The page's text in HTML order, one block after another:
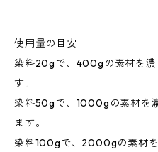
使用量の目安
染料20gで、400gの素材を濃
す。
染料50gで、1000gの素材を
ます。
染料100gで、2000gの素材